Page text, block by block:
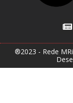
®2023 - Rede